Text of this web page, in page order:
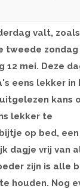
valt, zoals
tweede zondag
12 mei. Deze
eens lekker in
kans
lekker te
op bed,
dagje vrij van
zijn is alle
houden. Nog